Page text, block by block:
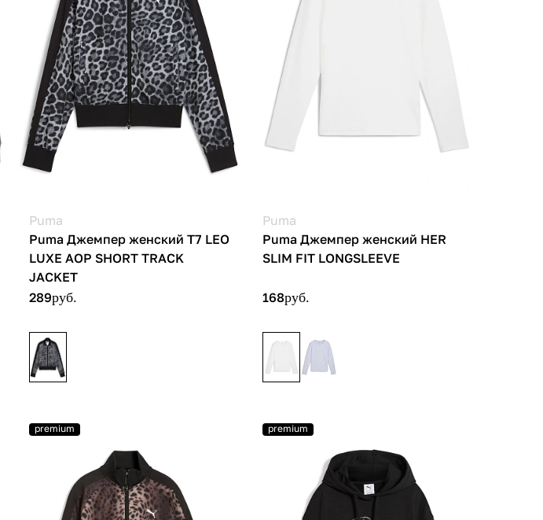
Puma
Puma Джемпер женский T7 LEO
LUXE AOP SHORT TRACK
JACKET
289руб.
Puma
Puma Джемпер женский HER
SLIM FIT LONGSLEEVE
168руб.
premium premium